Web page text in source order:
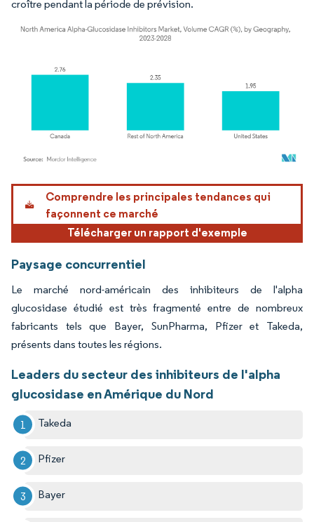
croître pendant la période de prévision.
Image © Mordor Intelligence. La réutilisation nécessite une attribution sous CC BY
Comprendre les principales tendances qui
façonnent ce marché
Télécharger un rapport d'exemple
Paysage concurrentiel
Le marché nord-américain des inhibiteurs de l'alpha
glucosidase étudié est très fragmenté entre de nombreux
fabricants tels que Bayer, SunPharma, Pfizer et Takeda,
présents dans toutes les régions.
Leaders du secteur des inhibiteurs de l'alpha
glucosidase en Amérique du Nord
Takeda
Pfizer
Bayer